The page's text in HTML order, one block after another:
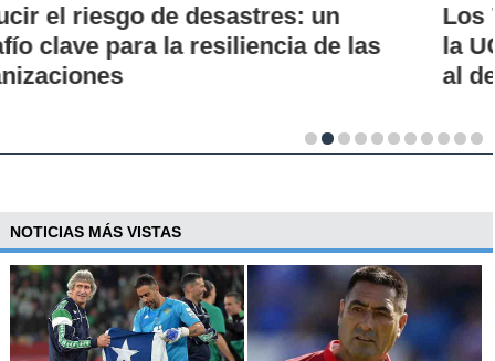
Los 70 años de la Carrera de Química de
la UC: Conoce su historia, hitos y aporte
al desarrollo científico del país
NOTICIAS MÁS VISTAS